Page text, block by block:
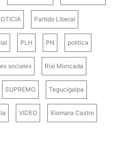
Partido Liberal
PLH PN politica
sociales Rixi Moncada
SUPREMO Tegucigalpa
VIDEO Xiomara Castro